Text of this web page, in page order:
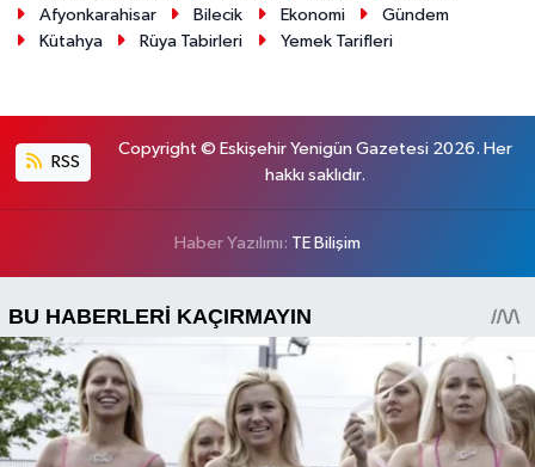
Afyonkarahisar
Bilecik Ekonomi
Gündem
Kütahya
Rüya Tabirleri Yemek Tarifleri
RSS
Copyright © Eskişehir Yenigün Gazetesi 2026. Her
hakkı saklıdır.
Haber Yazılımı: TE Bilişim